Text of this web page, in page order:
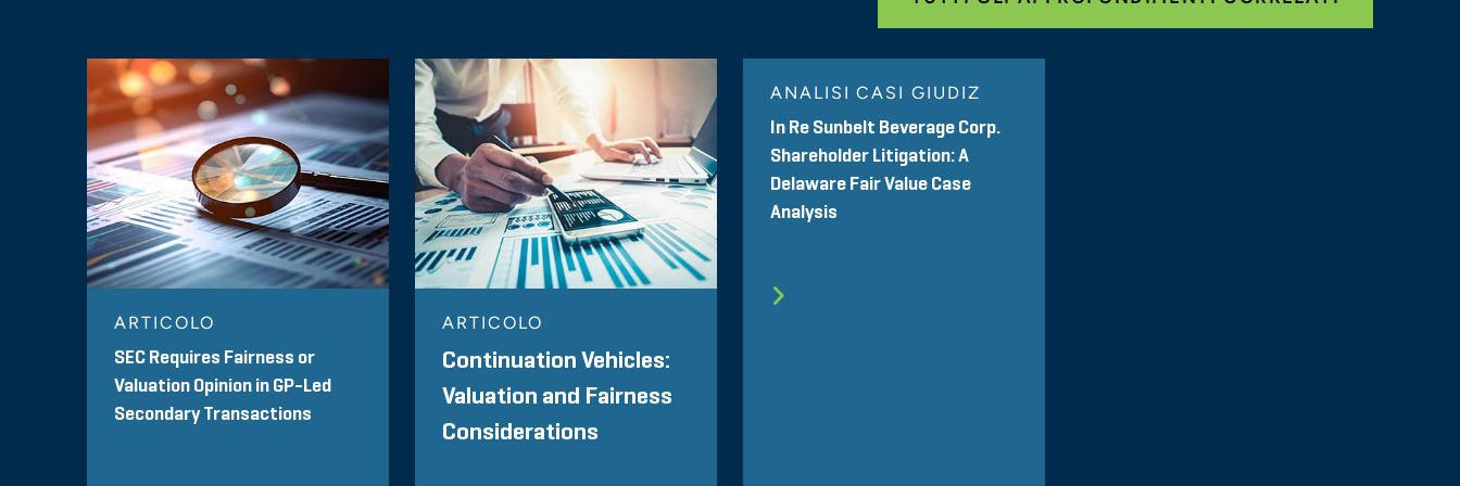
October 2003
Valuation of Closely Held Businesses
University of Chicago Finance Roundtable March 2003
The Optimal Financial Approach – Balance Sheet Issues
ARTICOLO
SEC Requires Fairness or
Valuation Opinion in GP-Led
Secondary Transactions
ARTICOLO
Continuation Vehicles:
Valuation and Fairness
Considerations
ANALISI CASI GIUDIZ
In Re Sunbelt Beverage Corp.
Shareholder Litigation: A
Delaware Fair Value Case
Analysis